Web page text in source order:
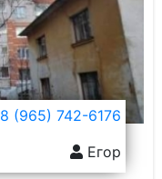
8 (965) 742-6176
Егор